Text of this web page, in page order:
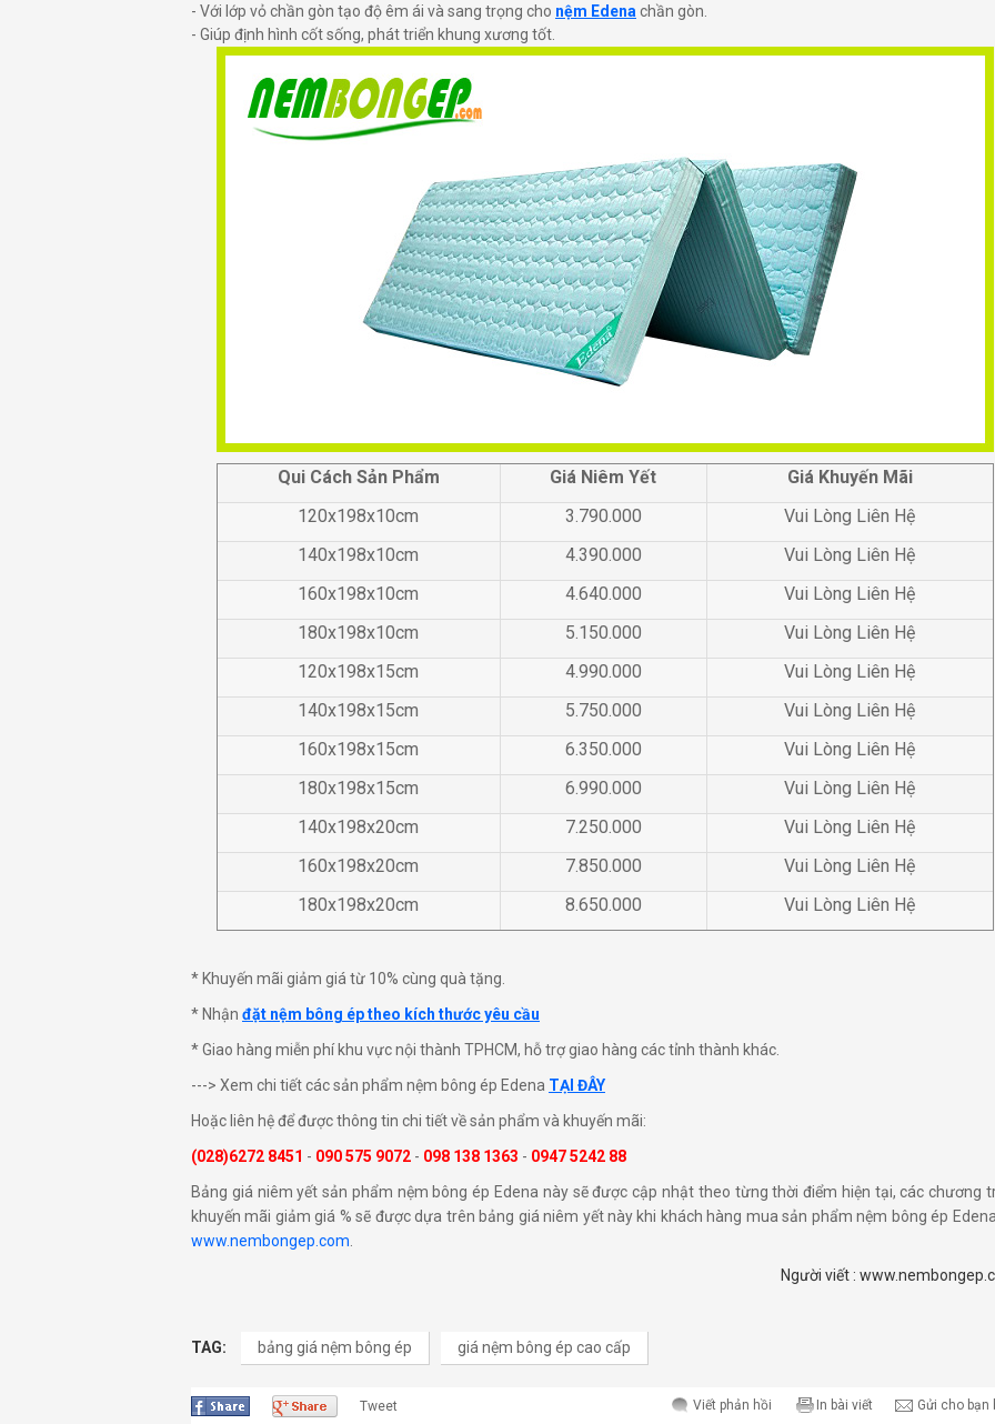
- Với lớp vỏ chần gòn tạo độ êm ái và sang trọng cho nệm Edena chần gòn.
- Giúp định hình cốt sống, phát triển khung xương tốt.
Qui Cách Sản Phẩm Giá Niêm Yết
Giá Khuyến Mãi
120x198x10cm
3.790.000
Vui Lòng Liên Hệ
140x198x10cm
4.390.000
Vui Lòng Liên Hệ
160x198x10cm
4.640.000
Vui Lòng Liên Hệ
180x198x10cm
5.150.000
Vui Lòng Liên Hệ
120x198x15cm
4.990.000
Vui Lòng Liên Hệ
140x198x15cm
5.750.000
Vui Lòng Liên Hệ
160x198x15cm
6.350.000
Vui Lòng Liên Hệ
180x198x15cm
6.990.000
Vui Lòng Liên Hệ
140x198x20cm
7.250.000
Vui Lòng Liên Hệ
160x198x20cm
7.850.000
Vui Lòng Liên Hệ
180x198x20cm
8.650.000 Vui Lòng Liên Hệ
* Khuyến mãi giảm giá từ 10% cùng quà tặng.
* Nhận đặt nệm bông ép theo kích thước yêu cầu
* Giao hàng miễn phí khu vực nội thành TPHCM, hỗ trợ giao hàng các tỉnh thành khác.
---> Xem chi tiết các sản phẩm nệm bông ép Edena TẠI ĐÂY
Hoặc liên hệ để được thông tin chi tiết về sản phẩm và khuyến mãi:
(028)6272 8451 - 090 575 9072 - 098 138 1363 - 0947 5242 88
Bảng giá niêm yết sản phẩm nệm bông ép Edena này sẽ được cập nhật theo từng thời điểm hiện tại, các chương
khuyến mãi giảm giá % sẽ được dựa trên bảng giá niêm yết này khi khách hàng mua sản phẩm nệm bông ép
www.nembongep.com
Người viết :
TAG: bảng giá nệm bông ép giá nệm bông ép cao cấp
Tweet Viết phản hồi In bài viết Gửi cho bạn